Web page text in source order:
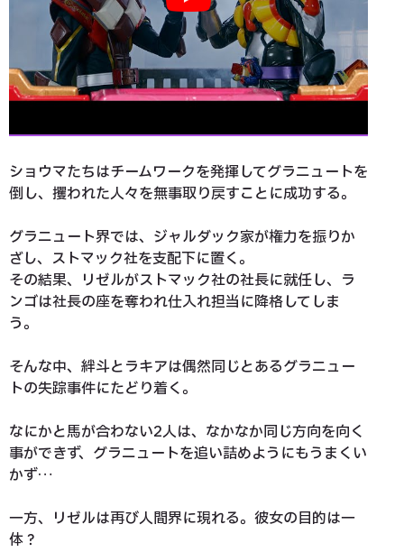
ショウマたちはチームワークを発揮してグラニュートを
倒し、攫われた人々を無事取り戻すことに成功する。
グラニュート界では、ジャルダック家が権力を振りか
ざし、ストマック社を支配下に置く。
その結果、リゼルがストマック社の社長に就任し、ラ
ンゴは社長の座を奪われ仕入れ担当に降格してしま
う。
そんな中、絆斗とラキアは偶然同じとあるグラニュー
トの失踪事件にたどり着く。
なにかと馬が合わない2人は、なかなか同じ方向を向く
事ができず、グラニュートを追い詰めようにもうまくい
かず…
一方、リゼルは再び人間界に現れる。彼女の目的は一
体？